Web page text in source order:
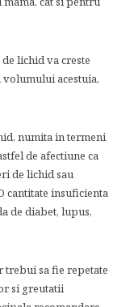
lichid va creste
volumului acestuia,
numita in termeni
de afectiune ca
de lichid sau
cantitate insuficienta
de diabet, lupus,
trebui sa fie repetate
si greutatii